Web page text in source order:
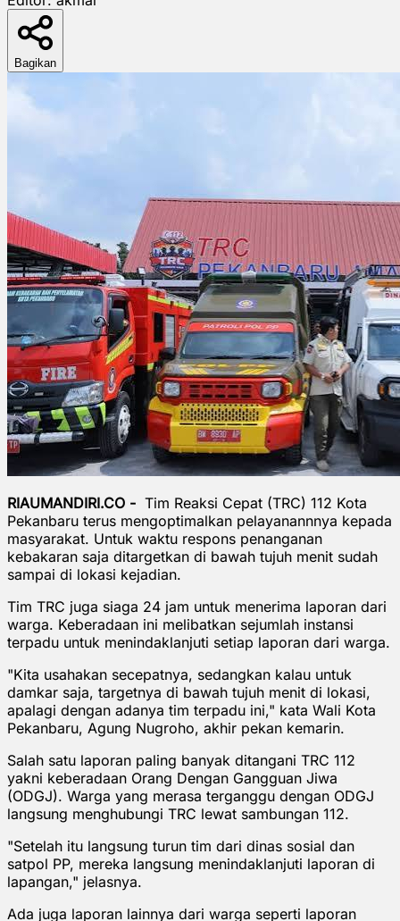
Bagikan
RIAUMANDIRI.CO - Tim Reaksi Cepat (TRC) 112 Kota
Pekanbaru terus mengoptimalkan pelayanannnya kepada
masyarakat. Untuk waktu respons penanganan
kebakaran saja ditargetkan di bawah tujuh menit sudah
sampai di lokasi kejadian.
Tim TRC juga siaga 24 jam untuk menerima laporan dari
warga. Keberadaan ini melibatkan sejumlah instansi
terpadu untuk menindaklanjuti setiap laporan dari warga.
"Kita usahakan secepatnya, sedangkan kalau untuk
damkar saja, targetnya di bawah tujuh menit di lokasi,
apalagi dengan adanya tim terpadu ini," kata Wali Kota
Pekanbaru, Agung Nugroho, akhir pekan kemarin.
Salah satu laporan paling banyak ditangani TRC 112
yakni keberadaan Orang Dengan Gangguan Jiwa
(ODGJ). Warga yang merasa terganggu dengan ODGJ
langsung menghubungi TRC lewat sambungan 112.
"Setelah itu langsung turun tim dari dinas sosial dan
satpol PP, mereka langsung menindaklanjuti laporan di
lapangan," jelasnya.
Ada juga laporan lainnya dari warga seperti laporan